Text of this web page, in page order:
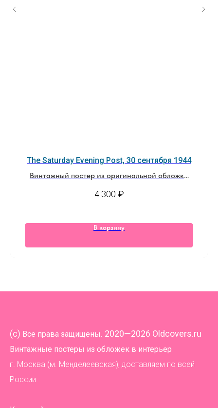
The Saturday Evening Post, 30 сентября 1944
Винтажный постер из оригинальной обложки
4 300 ₽
В корзину
(c) Все права защищены. 2020—2026 Oldcovers.ru
Винтажные постеры из обложек в интерьер
г. Москва (м. Менделеевская), доставляем по всей
России